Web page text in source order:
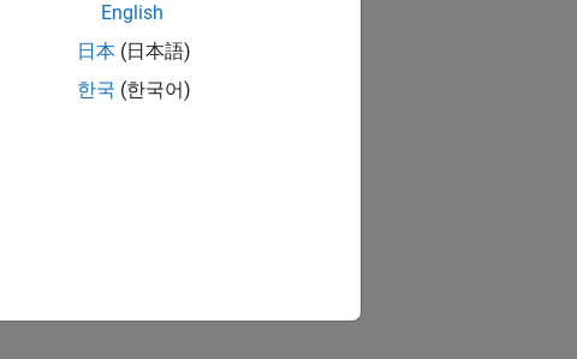
English
日本 (日本語)
한국 (한국어)